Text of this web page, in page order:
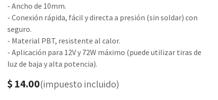
- Ancho de 10mm.
- Conexión rápida, fácil y directa a presión (sin soldar) con
seguro.
- Material PBT, resistente al calor.
- Aplicación para 12V y 72W máximo (puede utilizar tiras de
luz de baja y alta potencia).
$ 14.00(impuesto incluido)